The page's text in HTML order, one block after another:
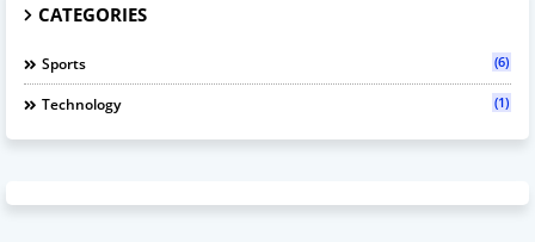
CATEGORIES
Sports (6)
Technology (1)